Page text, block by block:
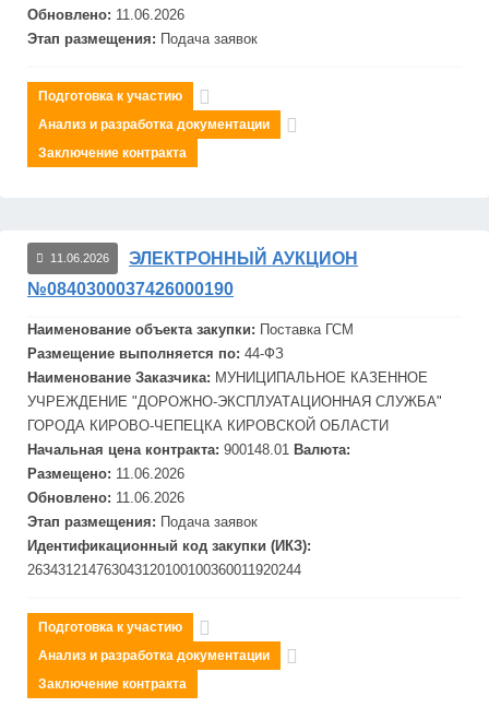
Обновлено: 11.06.2026
Этап размещения: Подача заявок
Подготовка к участию
Анализ и разработка документации
Заключение контракта
11.06.2026
ЭЛЕКТРОННЫЙ АУКЦИОН
№0840300037426000190
Наименование объекта закупки: Поставка ГСМ
Размещение выполняется по: 44-ФЗ
Наименование Заказчика: МУНИЦИПАЛЬНОЕ КАЗЕННОЕ
УЧРЕЖДЕНИЕ "ДОРОЖНО-ЭКСПЛУАТАЦИОННАЯ СЛУЖБА"
ГОРОДА КИРОВО-ЧЕПЕЦКА КИРОВСКОЙ ОБЛАСТИ
Начальная цена контракта: 900148.01 Валюта:
Размещено: 11.06.2026
Обновлено: 11.06.2026
Этап размещения: Подача заявок
Идентификационный код закупки (ИКЗ):
263431214763043120100100360011920244
Подготовка к участию
Анализ и разработка документации
Заключение контракта